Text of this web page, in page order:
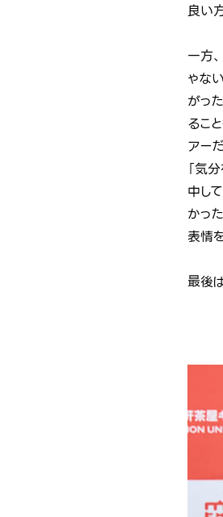
良い
一方
ゃな
がっ
るこ
アー
「気
中し
かっ
表情
最後